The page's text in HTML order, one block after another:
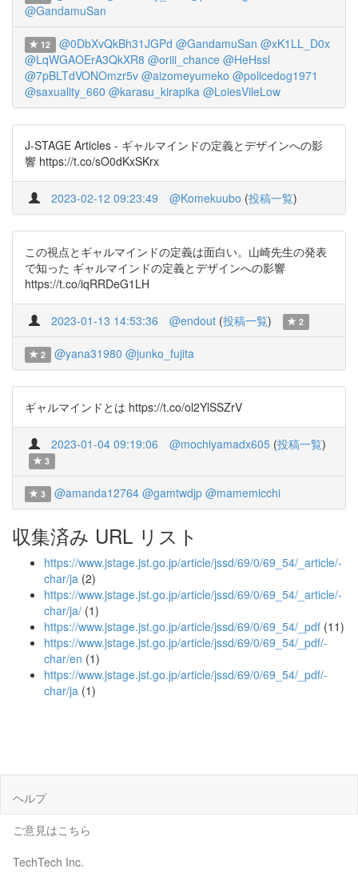
@GandamuSan
12 @0DbXvQkBh31JGPd @GandamuSan @xK1LL_D0x
@LqWGAOErA3QkXR8 @oriii_chance @HeHssl
@7pBLTdVONOmzr5v @aizomeyumeko @policedog1971
@saxuality_660 @karasu_kirapika @LoiesVileLow
J-STAGE Articles - ギャルマインドの定義とデザインへの影
響 https://t.co/sO0dKxSKrx
2023-02-12 09:23:49 @Komekuubo (投稿一覧)
この視点とギャルマインドの定義は面白い。山崎先生の発表
で知った ギャルマインドの定義とデザインへの影響
https://t.co/iqRRDeG1LH
2023-01-13 14:53:36 @endout (投稿一覧) 2
2 @yana31980 @junko_fujita
ギャルマインドとは https://t.co/ol2YlSSZrV
2023-01-04 09:19:06 @mochiyamadx605 (投稿一覧)
3
3 @amanda12764 @gamtwdjp @mamemicchi
収集済み URL リスト
https://www.jstage.jst.go.jp/article/jssd/69/0/69_54/_article/-
char/ja (2)
https://www.jstage.jst.go.jp/article/jssd/69/0/69_54/_article/-
char/ja/ (1)
https://www.jstage.jst.go.jp/article/jssd/69/0/69_54/_pdf (11)
https://www.jstage.jst.go.jp/article/jssd/69/0/69_54/_pdf/-
char/en (1)
https://www.jstage.jst.go.jp/article/jssd/69/0/69_54/_pdf/-
char/ja (1)
ヘルプ
ご意見はこちら
TechTech Inc.